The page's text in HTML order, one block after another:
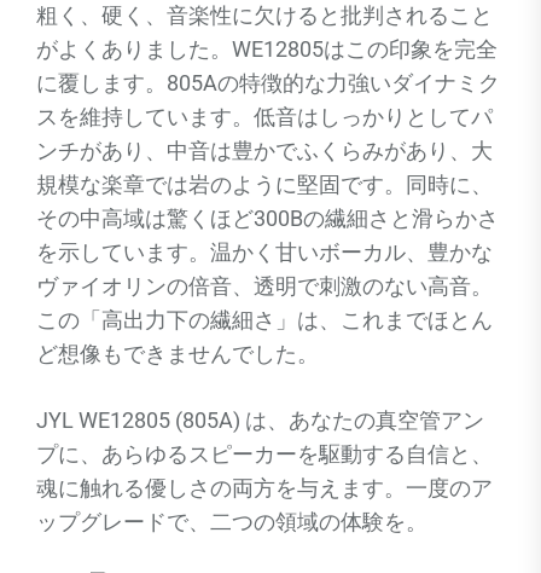
粗く、硬く、音楽性に欠けると批判されること
がよくありました。WE12805はこの印象を完全
に覆します。805Aの特徴的な力強いダイナミク
スを維持しています。低音はしっかりとしてパ
ンチがあり、中音は豊かでふくらみがあり、大
規模な楽章では岩のように堅固です。同時に、
その中高域は驚くほど300Bの繊細さと滑らかさ
を示しています。温かく甘いボーカル、豊かな
ヴァイオリンの倍音、透明で刺激のない高音。
この「高出力下の繊細さ」は、これまでほとん
ど想像もできませんでした。
JYL WE12805 (805A) は、あなたの真空管アン
プに、あらゆるスピーカーを駆動する自信と、
魂に触れる優しさの両方を与えます。一度のア
ップグレードで、二つの領域の体験を。